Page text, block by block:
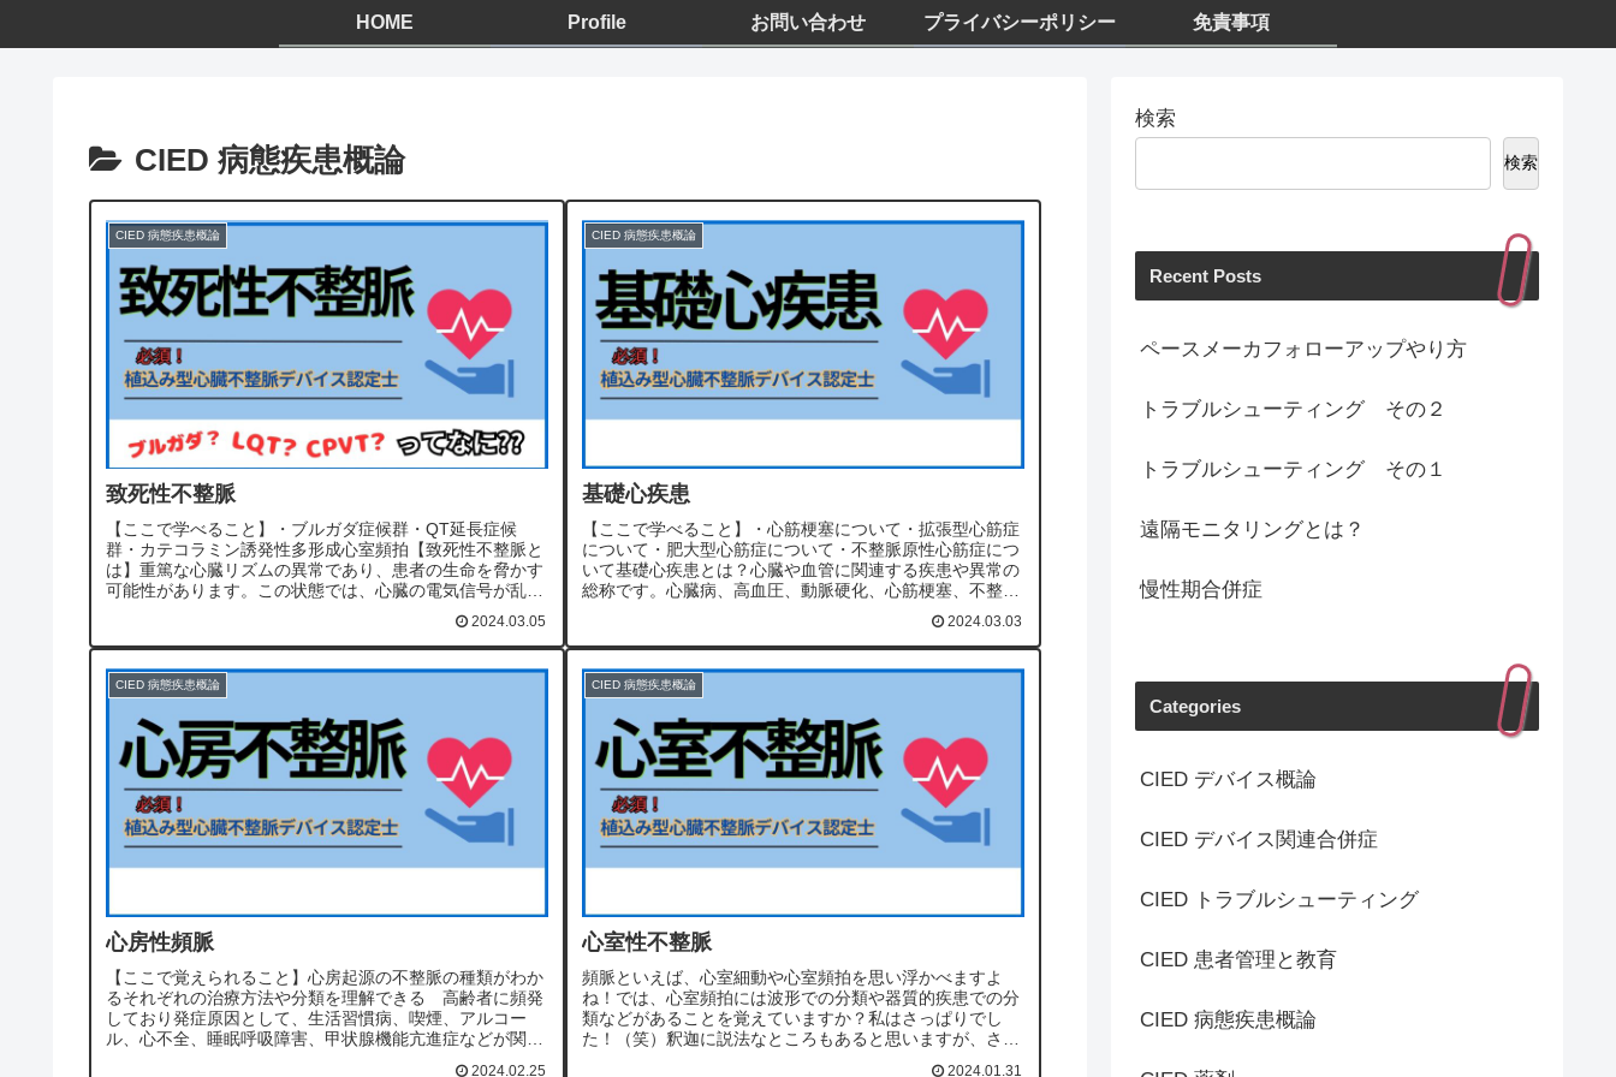
HOME Profile お問い合わせ プライバシーポリシー 免責事項
CIED 病態疾患概論
CIED 病態疾患概論
致死性不整脈
【ここで学べること】・ブルガダ症候群・QT延長症候
群・カテコラミン誘発性多形成心室頻拍【致死性不整脈と
は】重篤な心臓リズムの異常であり、患者の生命を脅かす
可能性があります。この状態では、心臓の電気信号が乱
2024.03.05
CIED 病態疾患概論
基礎心疾患
【ここで学べること】・心筋梗塞について・拡張型心筋症
について・肥大型心筋症について・不整脈原性心筋症につ
いて基礎心疾患とは？心臓や血管に関連する疾患や異常の
総称です。心臓病、高血圧、動脈硬化、心筋梗塞、不整脈
2024.03.03
CIED 病態疾患概論
心房性頻脈
【ここで覚えられること】心房起源の不整脈の種類がわか
るそれぞれの治療方法や分類を理解できる 高齢者に頻発
しており発症原因として、生活習慣病、喫煙、アルコー
ル、心不全、睡眠呼吸障害、甲状腺機能亢進症などが関与
している。ICMは2～3年間の心電図記録が可能になり、外
2024.02.25
CIED 病態疾患概論
心室性不整脈
頻脈といえば、心室細動や心室頻拍を思い浮かべますよ
ね！では、心室頻拍には波形での分類や器質的疾患での分
類などがあることを覚えていますか？私はさっぱりでし
た！（笑）釈迦に説法なところもあると思いますが、さっ
くりとまとめてみました！ここでの記事は「植込み型心臓
2024.01.31
検索
検索
Recent Posts
ペースメーカフォローアップやり方
トラブルシューティング その２
トラブルシューティング その１
遠隔モニタリングとは？
慢性期合併症
Categories
CIED デバイス概論
CIED デバイス関連合併症
CIED トラブルシューティング
CIED 患者管理と教育
CIED 病態疾患概論